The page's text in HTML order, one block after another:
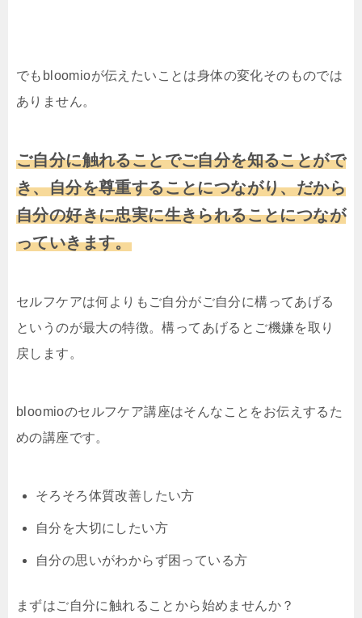
でもbloomioが伝えたいことは身体の変化そのものでは
ありません。
ご自分に触れることでご自分を知ることがで
き、自分を尊重することにつながり、だから
自分の好きに忠実に生きられることにつなが
っていきます。
セルフケアは何よりもご自分がご自分に構ってあげる
というのが最大の特徴。構ってあげるとご機嫌を取り
戻します。
bloomioのセルフケア講座はそんなことをお伝えするた
めの講座です。
そろそろ体質改善したい方
自分を大切にしたい方
自分の思いがわからず困っている方
まずはご自分に触れることから始めませんか？